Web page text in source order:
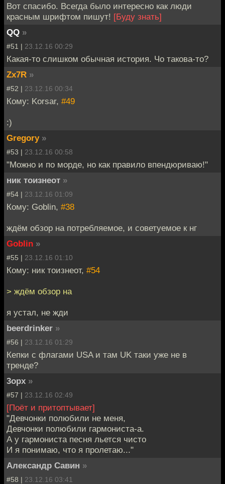
Вот спасибо. Всегда было интересно как люди
красным шрифтом пишут! [Буду знать]
QQ »
#51 | 23.12.16 00:29
Какая-то слишком обычная история. Чо такова-то?
Zx7R »
#52 | 23.12.16 00:34
Кому: Korsar, #49
:)
Gregory »
#53 | 23.12.16 00:58
"Можно и по морде, но как правило впендюриваю!"
ник тоизнеот »
#54 | 23.12.16 01:09
Кому: Goblin, #38
ждём обзор на потребляемое, и советуемое к нг
Goblin »
#55 | 23.12.16 01:10
Кому: ник тоизнеот, #54
> ждём обзор на
я устал, не жди
beerdrinker »
#56 | 23.12.16 01:29
Кепки с флагами USA и там UK таки уже не в
тренде?
3opx »
#57 | 23.12.16 02:49
[Поёт и притоптывает]
"Девчонки полюбили не меня,
Девчонки полюбили гармониста-а.
А у гармониста песня льется чисто
И я понимаю, что я пролетаю..."
Александр Савин »
#58 | 23.12.16 03:41